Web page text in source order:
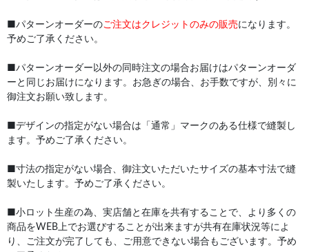
■パターンオーダーのご注文はクレジットのみの販売になります。
予めご了承ください。
■パターンオーダー以外の同時注文の場合お届けはパターンオーダ
ーと同じお届けになります。お急ぎの場合、お手数ですが、別々に
御注文お願い致します。
■デザインの指定がない場合は「通常」マークのある仕様で縫製し
ます。予めご了承ください。
■寸法の指定がない場合、御注文いただいたサイズの基本寸法で縫
製いたします。予めご了承ください。
■小ロット生産の為、実店舗と在庫を共有することで、より多くの
商品をWEB上でお選びすることが出来ますが共有在庫状況等によ
り、ご注文が完了しても、ご用意できない場合もございます。予め